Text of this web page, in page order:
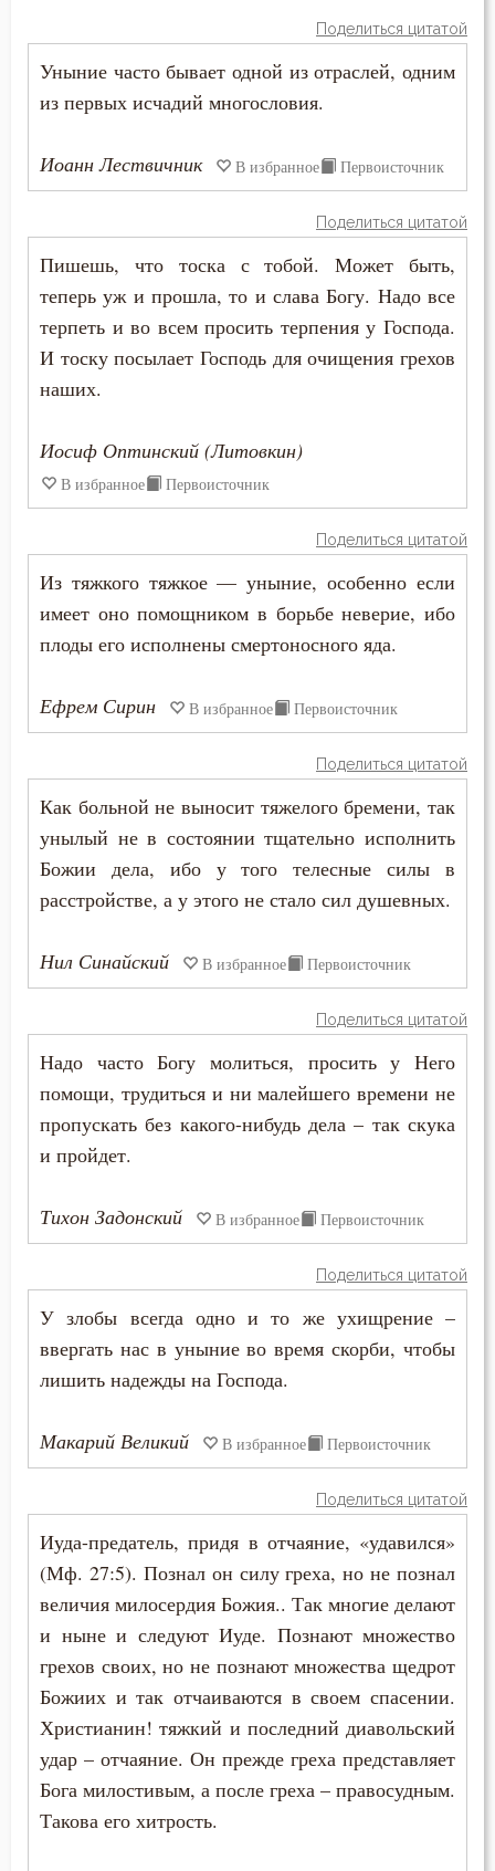
Любовь к Богу
Мечта
Милостыня
Мир
Миропомазание
Молитва
Молчание
Монастырь
Мощи
Мудрость
Мытарство
Надежда
Намерение
Наслаждение
Насмешка
Наставление
Нерадение
Нищета
Нравственность
Обличение
Общение
Одежда
Осквернение
Оскорбление
Оставление Богом
Поделиться цитатой
Уныние часто бывает одной из отраслей, одним
из первых исчадий многословия.
Иоанн Лествичник В избранное Первоисточник
Поделиться цитатой
Пишешь, что тоска с тобой. Может быть,
теперь уж и прошла, то и слава Богу. Надо все
терпеть и во всем просить терпения у Господа.
И тоску посылает Господь для очищения грехов
наших.
Иосиф Оптинский (Литовкин)
В избранное Первоисточник
Поделиться цитатой
Из тяжкого тяжкое — уныние, особенно если
имеет оно помощником в борьбе неверие, ибо
плоды его исполнены смертоносного яда.
Ефрем Сирин В избранное Первоисточник
Поделиться цитатой
Как больной не выносит тяжелого бремени, так
унылый не в состоянии тщательно исполнить
Божии дела, ибо у того телесные силы в
расстройстве, а у этого не стало сил душевных.
Нил Синайский В избранное Первоисточник
Поделиться цитатой
Надо часто Богу молиться, просить у Него
помощи, трудиться и ни малейшего времени не
пропускать без какого-нибудь дела – так скука
и пройдет.
Тихон Задонский В избранное Первоисточник
Поделиться цитатой
У злобы всегда одно и то же ухищрение –
ввергать нас в уныние во время скорби, чтобы
лишить надежды на Господа.
Макарий Великий В избранное Первоисточник
Поделиться цитатой
Иуда-предатель, придя в отчаяние, «удавился»
(Мф. 27:5). Познал он силу греха, но не познал
величия милосердия Божия.. Так многие делают
и ныне и следуют Иуде. Познают множество
грехов своих, но не познают множества щедрот
Божиих и так отчаиваются в своем спасении.
Христианин! тяжкий и последний диавольский
удар – отчаяние. Он прежде греха представляет
Бога милостивым, а после греха – правосудным.
Такова его хитрость.